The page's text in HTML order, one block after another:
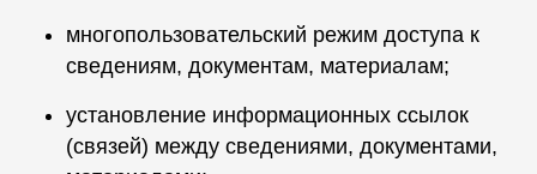
многопользовательский режим доступа к
сведениям, документам, материалам;
установление информационных ссылок
(связей) между сведениями, документами,